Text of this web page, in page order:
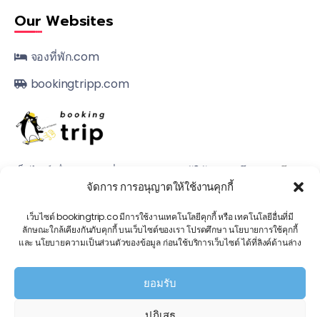
จัดการ การอนุญาตให้ใช้งานคุกกี้
เว็บไซต์ bookingtrip.co มีการใช้งานเทคโนโลยีคุกกี้ หรือ เทคโนโลยีอื่นที่มี
ลักษณะใกล้เคียงกันกับคุกกี้ บนเว็บไซต์ของเรา โปรดศึกษา นโยบายการใช้คุกกี้
และ นโยบายความเป็นส่วนตัวของข้อมูล ก่อนใช้บริการเว็บไซต์ ได้ที่ลิงค์ด้านล่าง
ยอมรับ
Our Websites
จองที่พัก.com
bookingtripp.com
เว็บไซต์เพื่อการจองที่พัก, แพกเกจกับผู้ให้บริการโดยตรง โทร.
© 2022, All Rights Reserved.